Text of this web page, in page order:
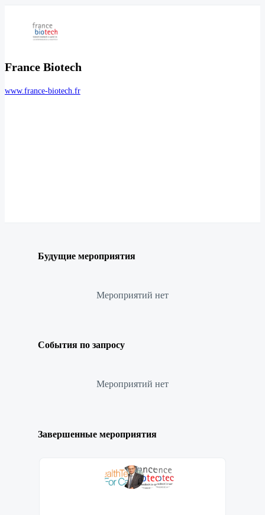
France Biotech
www.france-biotech.fr
Будущие мероприятия
Мероприятий нет
События по запросу
Мероприятий нет
Завершенные мероприятия